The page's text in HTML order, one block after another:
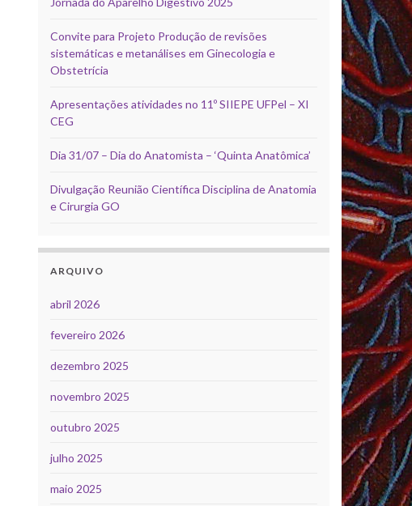
Convite para Projeto Produção de revisões
sistemáticas e metanálises em Ginecologia e
Obstetrícia
Apresentações atividades no 11º SIIEPE UFPel – XI
CEG
Dia 31/07 – Dia do Anatomista – ‘Quinta Anatômica’
Divulgação Reunião Científica Disciplina de Anatomia
e Cirurgia GO
ARQUIVO
abril 2026
fevereiro 2026
dezembro 2025
novembro 2025
outubro 2025
julho 2025
maio 2025